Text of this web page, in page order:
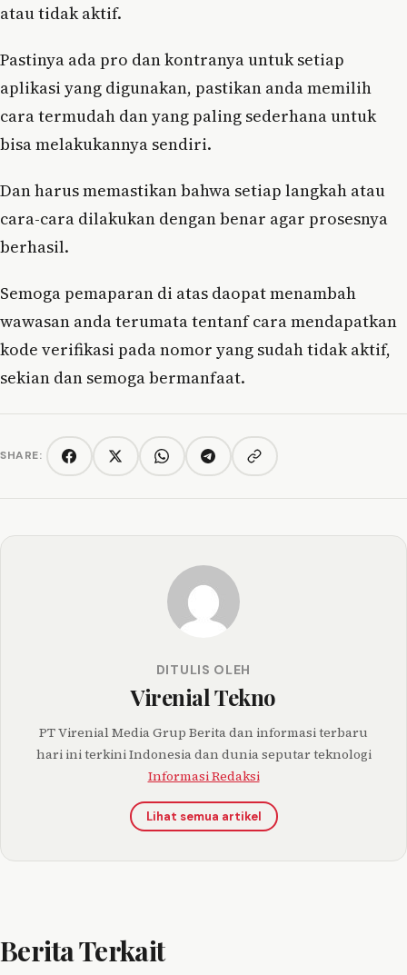
atau tidak aktif.
Pastinya ada pro dan kontranya untuk setiap
aplikasi yang digunakan, pastikan anda memilih
cara termudah dan yang paling sederhana untuk
bisa melakukannya sendiri.
Dan harus memastikan bahwa setiap langkah atau
cara-cara dilakukan dengan benar agar prosesnya
berhasil.
Semoga pemaparan di atas daopat menambah
wawasan anda terumata tentanf cara mendapatkan
kode verifikasi pada nomor yang sudah tidak aktif,
sekian dan semoga bermanfaat.
SHARE: FacebookTwitter/XWhatsAppTelegramCopy link
DITULIS OLEH
Virenial Tekno
PT Virenial Media Grup Berita dan informasi terbaru
hari ini terkini Indonesia dan dunia seputar teknologi
Informasi Redaksi
Lihat semua artikel
Berita Terkait